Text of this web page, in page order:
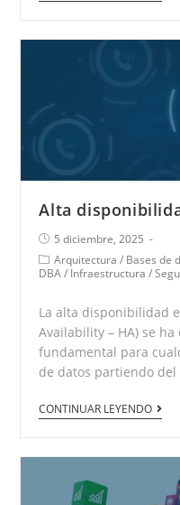
Alta
5 diciembre, 2025
Arquitectura / Bases de
DBA/ Infraestructura /
La alta disponibilidad
Availability – HA) se
fundamental para
de datos partiendo
CONTINUAR LEYENDO